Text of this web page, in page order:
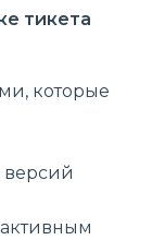
тикета
которые
версий